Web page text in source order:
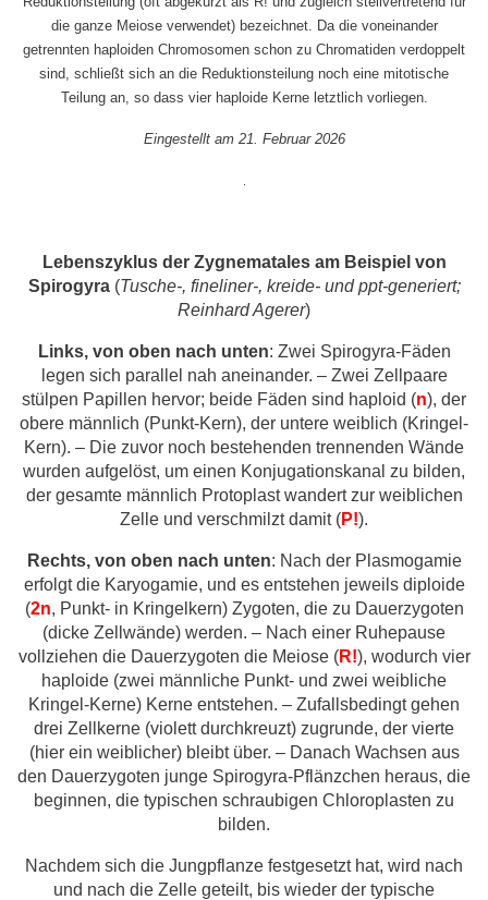
die ganze Meiose verwendet) bezeichnet. Da die voneinander
getrennten haploiden Chromosomen schon zu Chromatiden verdoppelt
sind, schließt sich an die Reduktionsteilung noch eine mitotische
Teilung an, so dass vier haploide Kerne letztlich vorliegen.
Eingestellt am 21. Februar 2026
Lebenszyklus der Zygnematales am Beispiel von
Spirogyra(Tusche-, fineliner-, kreide- und ppt-generiert;
Reinhard Agerer)
Links, von oben nach unten: Zwei Spirogyra-Fäden
legen sich parallel nah aneinander. – Zwei Zellpaare
stülpen Papillen hervor; beide Fäden sind haploid (n), der
obere männlich (Punkt-Kern), der untere weiblich (Kringel-
Kern). – Die zuvor noch bestehenden trennenden Wände
wurden aufgelöst, um einen Konjugationskanal zu bilden,
der gesamte männlich Protoplast wandert zur weiblichen
Zelle und verschmilzt damit (P!).
Rechts, von oben nach unten: Nach der Plasmogamie
erfolgt die Karyogamie, und es entstehen jeweils diploide
(2n, Punkt- in Kringelkern) Zygoten, die zu Dauerzygoten
(dicke Zellwände) werden. – Nach einer Ruhepause
vollziehen die Dauerzygoten die Meiose (R!), wodurch vier
haploide (zwei männliche Punkt- und zwei weibliche
Kringel-Kerne) Kerne entstehen. – Zufallsbedingt gehen
drei Zellkerne (violett durchkreuzt) zugrunde, der vierte
(hier ein weiblicher) bleibt über. – Danach Wachsen aus
den Dauerzygoten junge Spirogyra-Pflänzchen heraus, die
beginnen, die typischen schraubigen Chloroplasten zu
bilden.
Nachdem sich die Jungpflanze festgesetzt hat, wird nach
und nach die Zelle geteilt, bis wieder der typische